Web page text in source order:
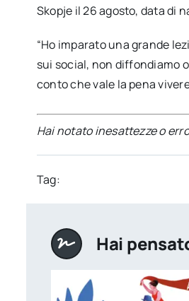
Skopje il 26 agosto, data di
“Ho imparato una grande
sui social, non diffondiamo
conto che vale la pena
Hai notato inesattezze o
Tag:
Hai